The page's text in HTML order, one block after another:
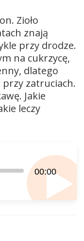
Zioło
znają
przy drodze.
na cukrzycę,
dlatego
zatruciach.
Jakie
leczy
00:00